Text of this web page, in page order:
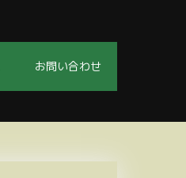
お問い合わせ